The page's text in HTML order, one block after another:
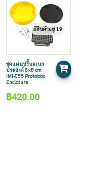
ชุดแผ่นปริ้นอเนก
ประสงค์ 8×8 cm
IMI-C55 Protobox
Enclosure
฿420.00
มีสินค้าอยู่ 19